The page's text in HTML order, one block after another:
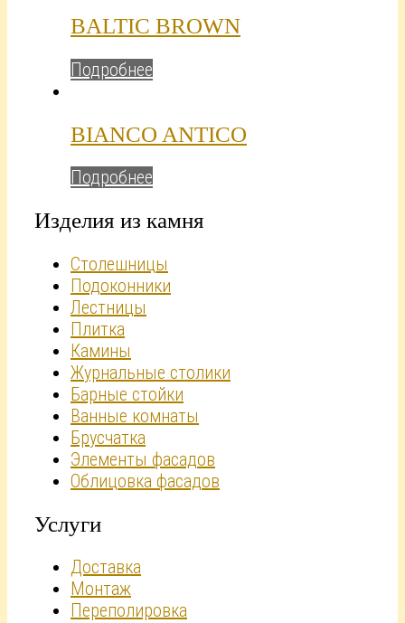
BALTIC BROWN
Подробнее
BIANCO ANTICO
Подробнее
Изделия из камня
Столешницы
Подоконники
Лестницы
Плитка
Камины
Журнальные столики
Барные стойки
Ванные комнаты
Брусчатка
Элементы фасадов
Облицовка фасадов
Услуги
Доставка
Монтаж
Переполировка